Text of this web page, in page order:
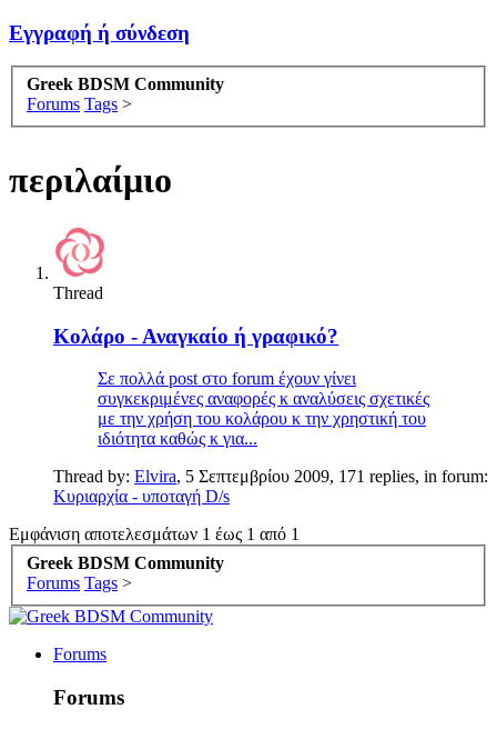
Εγγραφή ή σύνδεση
Greek BDSM Community
Forums Tags >
περιλαίμιο
Thread
Κολάρο - Αναγκαίο ή γραφικό?
Σε πολλά post στο forum έχουν γίνει
συγκεκριμένες αναφορές κ αναλύσεις σχετικές
με την χρήση του κολάρου κ την χρηστική του
ιδιότητα καθώς κ για...
Thread by: Elvira, 5 Σεπτεμβρίου 2009, 171 replies, in forum:
Κυριαρχία - υποταγή D/s
Εμφάνιση αποτελεσμάτων 1 έως 1 από 1
Greek BDSM Community
Forums Tags >
Forums
Forums